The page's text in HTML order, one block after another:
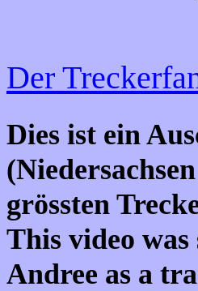
Der
Dies ist ein
grössten
This video
Andree as a